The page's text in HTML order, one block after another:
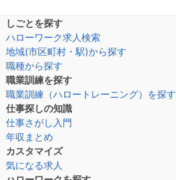
しごとを探す
ハローワーク求人検索
地域(市区町村・駅)から探す
職種から探す
職業訓練を探す
職業訓練（ハロートレーニング）を探す
仕事探しの知識
仕事さがし入門
年収まとめ
カスタマイズ
気になる求人